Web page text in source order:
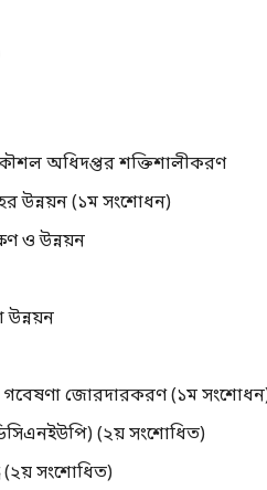
অধিদপ্তর শক্তিশালীকরণ
উন্নয়ন (১ম সংশোধন)
ও উন্নয়ন
উন্নয়ন
গবেষণা জোরদারকরণ (১ম
(২য় সংশোধিত)
(২য় সংশোধিত)